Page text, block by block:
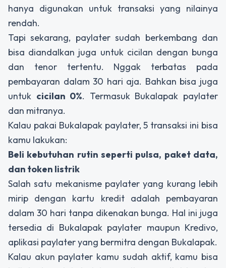
hanya digunakan untuk transaksi yang nilainya
rendah.
Tapi sekarang, paylater sudah berkembang dan
bisa diandalkan juga untuk cicilan dengan bunga
dan tenor tertentu. Nggak terbatas pada
pembayaran dalam 30 hari aja. Bahkan bisa juga
untuk cicilan 0%. Termasuk Bukalapak paylater
dan mitranya.
Kalau pakai Bukalapak paylater, 5 transaksi ini bisa
kamu lakukan:
Beli kebutuhan rutin seperti pulsa, paket data,
dan token listrik
Salah satu mekanisme paylater yang kurang lebih
mirip dengan kartu kredit adalah pembayaran
dalam 30 hari tanpa dikenakan bunga. Hal ini juga
tersedia di Bukalapak paylater maupun Kredivo,
aplikasi paylater yang bermitra dengan Bukalapak.
Kalau akun paylater kamu sudah aktif, kamu bisa